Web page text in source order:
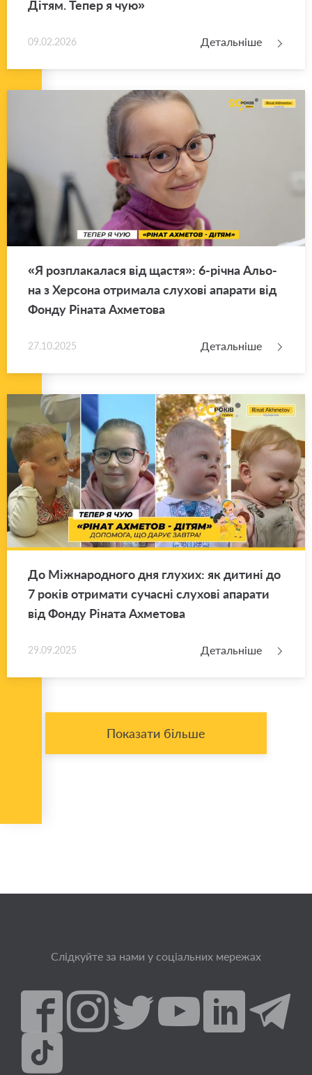
Дітям. Тепер я чую»
09.02.2026 Детальніше
«Я роз­пла­ка­ла­ся від щастя»: 6-річна Альо­
на з Хер­со­на отри­ма­ла слу­хо­ві апа­ра­ти від
Фонду Рі­на­та Ахме­то­ва
27.10.2025 Детальніше
До Між­на­ро­дно­го дня глу­хих: як ди­ти­ні до
7 років отри­ма­ти су­ча­сні слу­хо­ві апа­ра­ти
від Фонду Рі­на­та Ахме­то­ва
29.09.2025 Детальніше
Показати більше
Слідкуйте за нами у соціальних мережах